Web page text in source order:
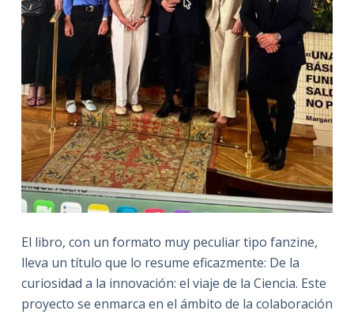
El libro, con un formato muy peculiar tipo fanzine,
lleva un título que lo resume eficazmente: De la
curiosidad a la innovación: el viaje de la Ciencia. Este
proyecto se enmarca en el ámbito de la colaboración